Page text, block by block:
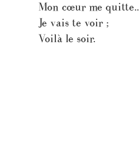
Mon cœur me
Je vais te voir ;
Voilà le soir.